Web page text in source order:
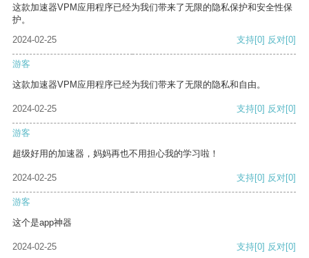
这款加速器VPM应用程序已经为我们带来了无限的隐私保护和安全性保
护。
2024-02-25
支持[0] 反对[0]
游客
这款加速器VPM应用程序已经为我们带来了无限的隐私和自由。
2024-02-25 支持[0] 反对[0]
游客
超级好用的加速器，妈妈再也不用担心我的学习啦！
2024-02-25 支持[0] 反对[0]
游客
这个是app神器
2024-02-25 支持[0] 反对[0]